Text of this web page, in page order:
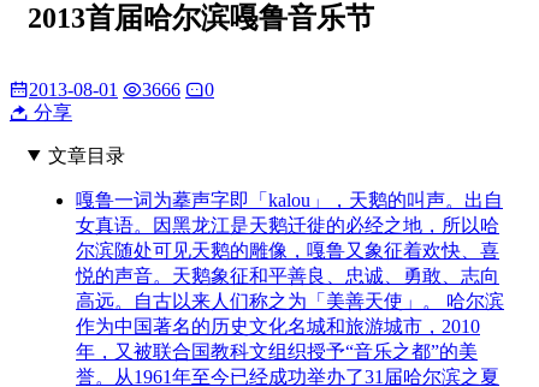
2013首届哈尔滨嘠鲁音乐节
2013-08-01 3666
0
分享
文章目录
嘎鲁一词为摹声字即「kalou」，天鹅的叫声。出自
女真语。因黑龙江是天鹅迁徙的必经之地，所以哈
尔滨随处可见天鹅的雕像，嘎鲁又象征着欢快、喜
悦的声音。天鹅象征和平善良、忠诚、勇敢、志向
高远。自古以来人们称之为「美善天使」。 哈尔滨
作为中国著名的历史文化名城和旅游城市，2010
年，又被联合国教科文组织授予“音乐之都”的美
誉。从1961年至今已经成功举办了31届哈尔滨之夏